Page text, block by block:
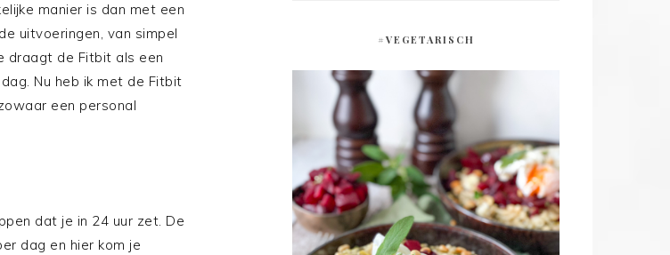
manier is dan met een
uitvoeringen, van simpel
draagt de Fitbit als een
Nu heb ik met de Fitbit
een personal
dat je in 24 uur zet. De
dag en hier kom je
#VEGETARISCH